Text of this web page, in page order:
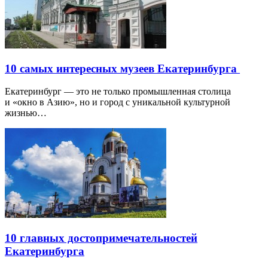
10 самых интересных музеев Екатеринбурга
Екатеринбург — это не только промышленная столица
и «окно в Азию», но и город с уникальной культурной
жизнью…
10 главных достопримечательностей
Екатеринбурга